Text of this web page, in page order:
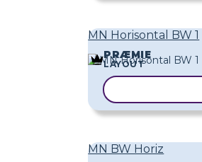
MN Horisontal BW 1
PRÆMIE
LAYOUT
MN BW Horiz